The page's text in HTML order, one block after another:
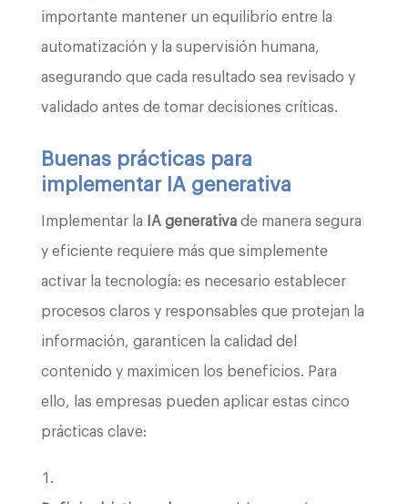
importante mantener un equilibrio entre la
automatización y la supervisión humana,
asegurando que cada resultado sea revisado y
validado antes de tomar decisiones críticas.
Buenas prácticas para
implementar IA generativa
Implementar la IA generativade manera segura
y eficiente requiere más que simplemente
activar la tecnología: es necesario establecer
procesos claros y responsables que protejan la
información, garanticen la calidad del
contenido y maximicen los beneficios. Para
ello, las empresas pueden aplicar estas cinco
prácticas clave: